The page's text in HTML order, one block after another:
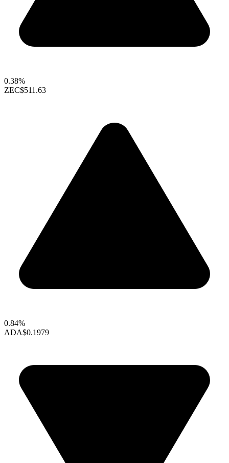
0.38%
ZEC$511.63
0.84%
ADA$0.1979